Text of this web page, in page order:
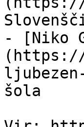
- [Niko
(https://
šola